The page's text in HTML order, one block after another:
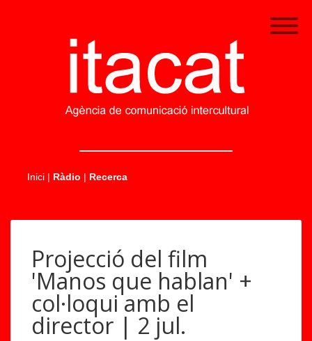
Inici | Ràdio | Recerca
Projecció del film
'Manos que hablan' +
col·loqui amb el
director | 2 jul.